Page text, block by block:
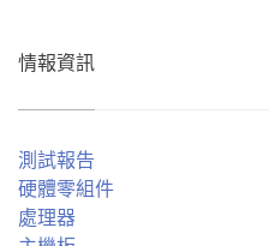
情報資訊
測試報告
硬體零組件
處理器